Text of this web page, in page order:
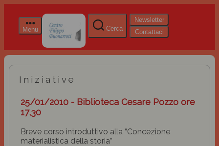
Menu Cerca
Newsletter
Contattaci
Iniziative
25/01/2010 - Biblioteca Cesare Pozzo ore
17,30
Breve corso introduttivo alla “Concezione
materialistica della storia”